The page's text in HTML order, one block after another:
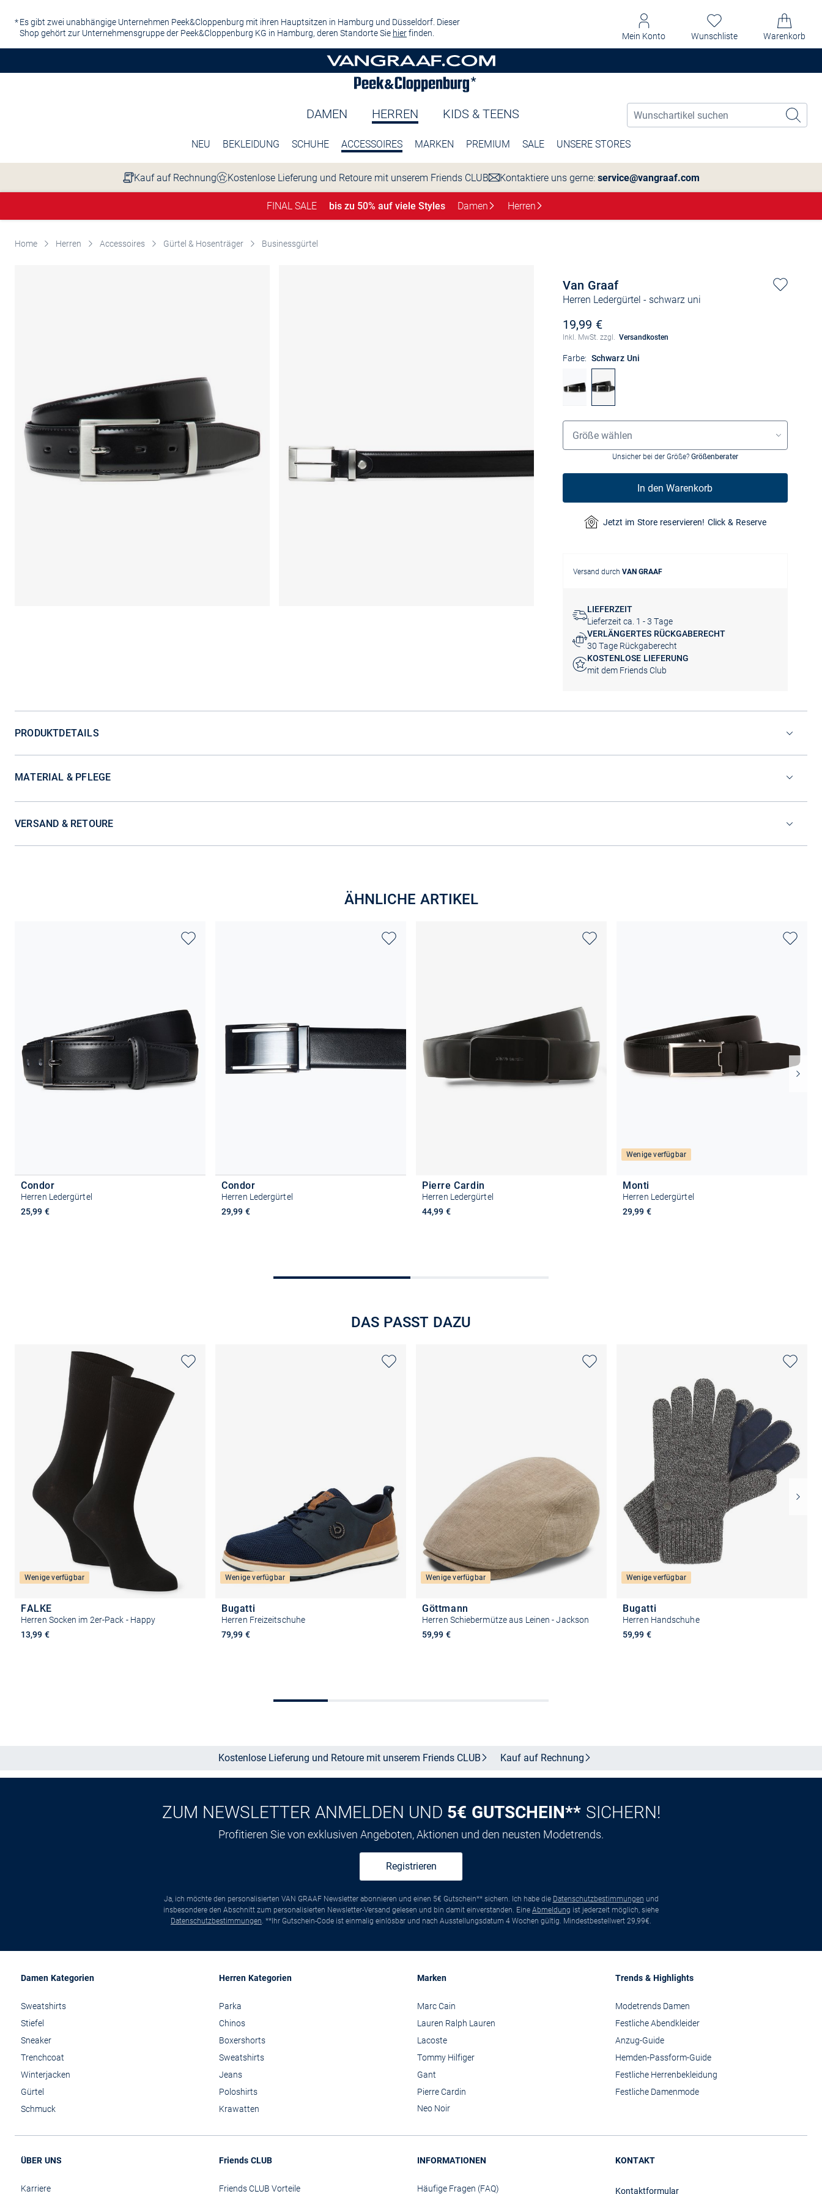
Es gibt zwei unabhängige Unternehmen Peek&Cloppenburg mit ihren Hauptsitzen in Hamburg und Düsseldorf. Dieser
Shop gehört zur Unternehmensgruppe der Peek&Cloppenburg KG in Hamburg, deren Standorte Sie hierfinden. Mein Konto Wunschliste Warenkorb
DAMEN HERREN KIDS & TEENS
NEU BEKLEIDUNG SCHUHE ACCESSOIRES MARKEN PREMIUM SALE UNSERE STORES
Kauf auf Rechnung Kostenlose Lieferung und Retoure mit unserem Friends CLUB Kontaktiere uns gerne: service@vangraaf.com
FINAL SALE bis zu 50% auf viele Styles Damen Herren
Home Herren Accessoires Gürtel & Hosenträger Businessgürtel
Van Graaf
Herren Ledergürtel - schwarz uni
19,99 €
Inkl. MwSt. zzgl. Versandkosten
Farbe: Schwarz Uni
Größenauswahl
Größe wählen
Unsicher bei der Größe? Größenberater
In den Warenkorb
Jetzt im Store reservieren! Click & Reserve
Versand durch VAN GRAAF
LIEFERZEIT
Lieferzeit ca. 1 - 3 Tage
VERLÄNGERTES RÜCKGABERECHT
30 Tage Rückgaberecht
KOSTENLOSE LIEFERUNG
mit dem Friends Club
PRODUKTDETAILS
MATERIAL & PFLEGE
VERSAND & RETOURE
ÄHNLICHE ARTIKEL
Condor
Herren Ledergürtel
25,99 €
Condor
Herren Ledergürtel
29,99 €
Größe auswählen
Pierre Cardin
Herren Ledergürtel
44,99 €
Wenige verfügbar
Monti
Herren Ledergürtel
29,99 €
DAS PASST DAZU
Wenige verfügbar
FALKE
Herren Socken im 2er-Pack - Happy
13,99 €
Wenige verfügbar
Bugatti
Herren Freizeitschuhe
79,99 €
Größe auswählen
Wenige verfügbar
Göttmann
Herren Schiebermütze aus Leinen - Jackson
59,99 €
Wenige verfügbar
Bugatti
Herren Handschuhe
59,99 €
Kostenlose Lieferung und Retoure mit unserem Friends CLUB Kauf auf Rechnung
ZUM NEWSLETTER ANMELDEN UND 5€ GUTSCHEIN** SICHERN!
Profitieren Sie von exklusiven Angeboten, Aktionen und den neusten Modetrends.
Registrieren
Ja, ich möchte den personalisierten VAN GRAAF Newsletter abonnieren und einen 5€ Gutschein** sichern. Ich habe die Datenschutzbestimmungen und
insbesondere den Abschnitt zum personalisierten Newsletter-Versand gelesen und bin damit einverstanden. Eine Abmeldung ist jederzeit möglich, siehe
Datenschutzbestimmungen. **Ihr Gutschein-Code ist einmalig einlösbar und nach Ausstellungsdatum 4 Wochen gültig. Mindestbestellwert 29,99€.
Damen Kategorien
Sweatshirts
Stiefel
Sneaker
Trenchcoat
Winterjacken
Gürtel
Schmuck
Herren Kategorien
Parka
Chinos
Boxershorts
Sweatshirts
Jeans
Poloshirts
Krawatten
Marken
Marc Cain
Lauren Ralph Lauren
Lacoste
Tommy Hilfiger
Gant
Pierre Cardin
Neo Noir
Trends & Highlights
Modetrends Damen
Festliche Abendkleider
Anzug-Guide
Hemden-Passform-Guide
Festliche Herrenbekleidung
Festliche Damenmode
ÜBER UNS
Karriere
Friends CLUB
Friends CLUB Vorteile
INFORMATIONEN
Häufige Fragen (FAQ)
KONTAKT
Kontaktformular